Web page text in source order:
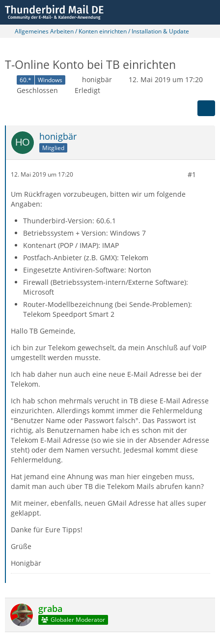
Allgemeines Arbeiten / Konten einrichten / Installation & Update
T-Online Konto bei TB einrichten
60.* Windows honigbär
12. Mai 2019 um 17:20
Geschlossen
Erledigt
honigbär
Mitglied
12. Mai 2019 um 17:20 #1
Um Rückfragen vorzubeugen, bitten wir um folgende
Angaben:
Thunderbird-Version: 60.6.1
Betriebssystem + Version: Windows 7
Kontenart (POP / IMAP): IMAP
Postfach-Anbieter (z.B. GMX): Telekom
Eingesetzte Antiviren-Software: Norton
Firewall (Betriebssystem-intern/Externe Software):
Microsoft
Router-Modellbezeichnung (bei Sende-Problemen):
Telekom Speedport Smart 2
Hallo TB Gemeinde,
ich bin zur Telekom gewechselt, da mein Anschluß auf VoIP
umgestellt werden musste.
Ich hab daher nun auch eine neue E-Mail Adresse bei der
Telekom.
Ich hab schon mehrmals verucht in TB diese E-Mail Adresse
einzurichten. Allerdings kommt immer die Fehlermeldung
"Benutzer Name oder Passwort falsch". Das Passwort ist
richtig, als Benutzernamen habe ich es schon mit der
Telekom E-Mail Adresse (so wie sie in der Absender Adresse
steht) oder dem Namen versucht. Jedesmal kommt diese
Fehlermeldung.
Hat jemand eine Ahnung was man hier eingeben muss,
damit man auch über TB die Telekom Mails abrufen kann?
Mit meiner, ebenfalls, neuen GMail Adresse hat alles super
geklappt.
Danke für Eure Tipps!
Grüße
Honigbär
graba
Globaler Moderator